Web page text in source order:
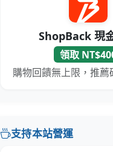
ShopBack 現
領取
購物回饋無上限，推薦
支持本站營運